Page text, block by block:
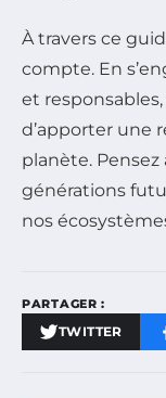
À travers ce
compte. En
et
d’apporter une
planète. Pensez
générations
nos
PARTAGER :
TWITTER